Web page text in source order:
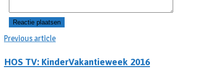
Previous article
HOS TV: KinderVakantieweek 2016